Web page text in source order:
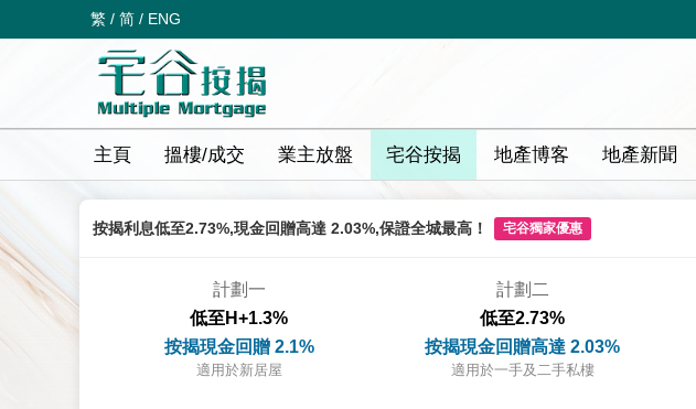
繁 / 简 / ENG
主頁 搵樓/成交 業主放盤 宅谷按揭 地產博客 地產新聞
按揭利息低至2.73%,現金回贈高達 2.03%,保證全城最高！ 宅谷獨家優惠
計劃一
低至H+1.3%
按揭現金回贈 2.1%
適用於新居屋
計劃二
低至2.73%
按揭現金回贈高達 2.03%
適用於一手及二手私樓